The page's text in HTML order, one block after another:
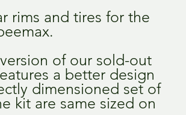
rims and tires for the
of our sold-out
a better design
dimensioned set of
kit are same sized on